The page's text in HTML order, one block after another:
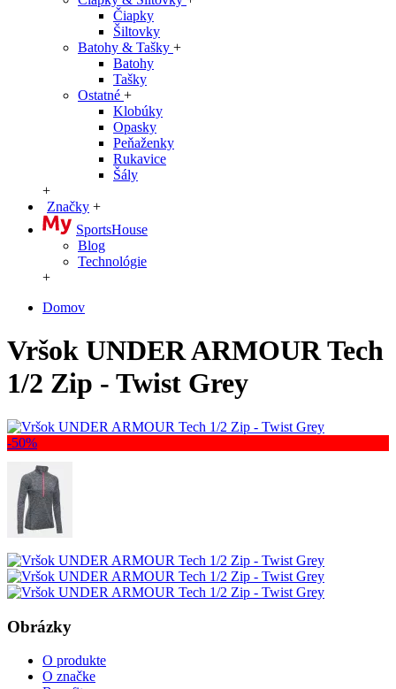
Čiapky
Šiltovky
Batohy & Tašky +
Batohy
Tašky
Ostatné +
Klobúky
Opasky
Peňaženky
Rukavice
Šály
+
Značky +
SportsHouse
Blog
Technológie
+
Domov
Vršok UNDER ARMOUR Tech
1/2 Zip - Twist Grey
-50%
Obrázky
O produkte
O značke